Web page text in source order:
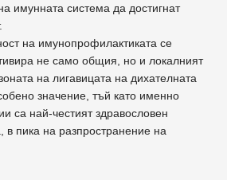
имунната система да достигнат
на имунопрофилактиката се
не само общия, но и локалният
на лигавицата на дихателната
значение, тъй като именно
са най-честият здравословен
в пика на разпространение на